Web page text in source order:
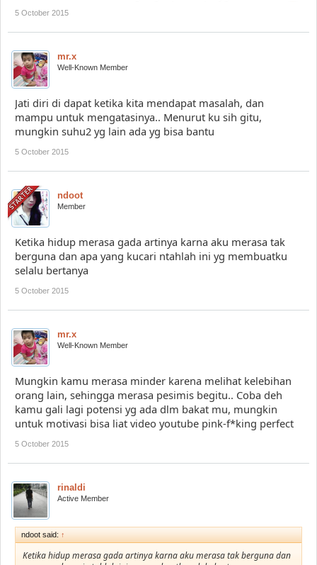
5 October 2015
mr.x
Well-Known Member
Jati diri di dapat ketika kita mendapat masalah, dan
mampu untuk mengatasinya.. Menurut ku sih gitu,
mungkin suhu2 yg lain ada yg bisa bantu
5 October 2015
ndoot
Member
Ketika hidup merasa gada artinya karna aku merasa tak
berguna dan apa yang kucari ntahlah ini yg membuatku
selalu bertanya
5 October 2015
mr.x
Well-Known Member
Mungkin kamu merasa minder karena melihat kelebihan
orang lain, sehingga merasa pesimis begitu.. Coba deh
kamu gali lagi potensi yg ada dlm bakat mu, mungkin
untuk motivasi bisa liat video youtube pink-f*king perfect
5 October 2015
rinaldi
Active Member
ndoot said: ↑
Ketika hidup merasa gada artinya karna aku merasa tak berguna dan